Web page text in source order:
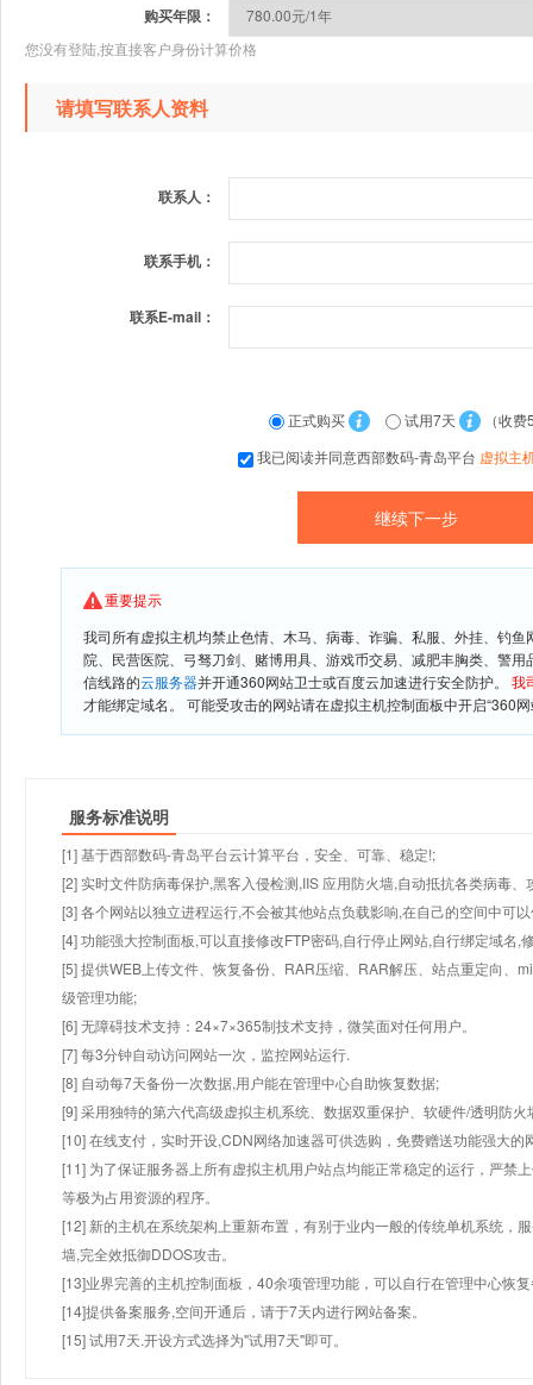
购买年限：
您没有登陆,按直接客户身份计算价格
请填写联系人资料
联系人：
联系手机：
联系E-mail：
正式购买 试用7天
（收费
我已阅读并同意西部数码-青岛平台 虚拟主
重要提示
我司所有虚拟主机均禁止色情、木马、病毒、诈骗、私服、外挂、钓
院、民营医院、弓驽刀剑、赌博用具、游戏币交易、减肥丰胸类、警
信线路的云服务器并开通360网站卫士或百度云加速进行安全防护。 我
才能绑定域名。 可能受攻击的网站请在虚拟主机控制面板中开启“360
服务标准说明
[1] 基于西部数码-青岛平台云计算平台，安全、可靠、稳定!;
[2] 实时文件防病毒保护,黑客入侵检测,IIS 应用防火墙,自动抵抗各类病毒、
[3] 各个网站以独立进程运行,不会被其他站点负载影响,在自己的空间中可
[4] 功能强大控制面板,可以直接修改FTP密码,自行停止网站,自行绑定域名,
[5] 提供WEB上传文件、恢复备份、RAR压缩、RAR解压、站点重定向、
级管理功能;
[6] 无障碍技术支持：24×7×365制技术支持，微笑面对任何用户。
[7] 每3分钟自动访问网站一次，监控网站运行.
[8] 自动每7天备份一次数据,用户能在管理中心自助恢复数据;
[9] 采用独特的第六代高级虚拟主机系统、数据双重保护、软硬件/透明防火
[10] 在线支付，实时开设,CDN网络加速器可供选购，免费赠送功能强大
[11] 为了保证服务器上所有虚拟主机用户站点均能正常稳定的运行，严禁
等极为占用资源的程序。
[12] 新的主机在系统架构上重新布置，有别于业内一般的传统单机系统，
墙,完全效抵御DDOS攻击。
[13]业界完善的主机控制面板，40余项管理功能，可以自行在管理中心恢
[14]提供备案服务,空间开通后，请于7天内进行网站备案。
[15] 试用7天.开设方式选择为"试用7天"即可。